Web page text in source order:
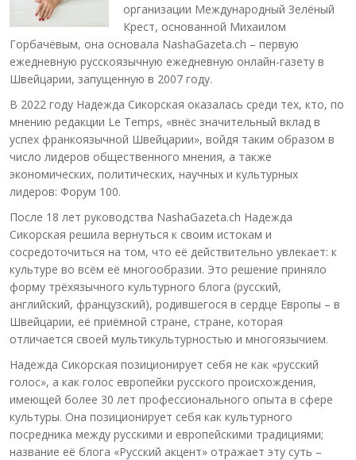
организации Международный Зелёный
Крест, основанной Михаилом
Горбачёвым, она основала NashaGazeta.ch – первую
ежедневную русскоязычную ежедневную онлайн-газету в
Швейцарии, запущенную в 2007 году.
В 2022 году Надежда Сикорская оказалась среди тех, кто, по
мнению редакции Le Temps, «внёс значительный вклад в
успех франкоязычной Швейцарии», войдя таким образом в
число лидеров общественного мнения, а также
экономических, политических, научных и культурных
лидеров: Форум 100.
После 18 лет руководства NashaGazeta.ch Надежда
Сикорская решила вернуться к своим истокам и
сосредоточиться на том, что её действительно увлекает: к
культуре во всём её многообразии. Это решение приняло
форму трёхязычного культурного блога (русский,
английский, французский), родившегося в сердце Европы – в
Швейцарии, её приёмной стране, стране, которая
отличается своей мультикультурностью и многоязычием.
Надежда Сикорская позиционирует себя не как «русский
голос», а как голос европейки русского происхождения,
имеющей более 30 лет профессионального опыта в сфере
культуры. Она позиционирует себя как культурного
посредника между русскими и европейскими традициями;
название её блога «Русский акцент» отражает эту суть –